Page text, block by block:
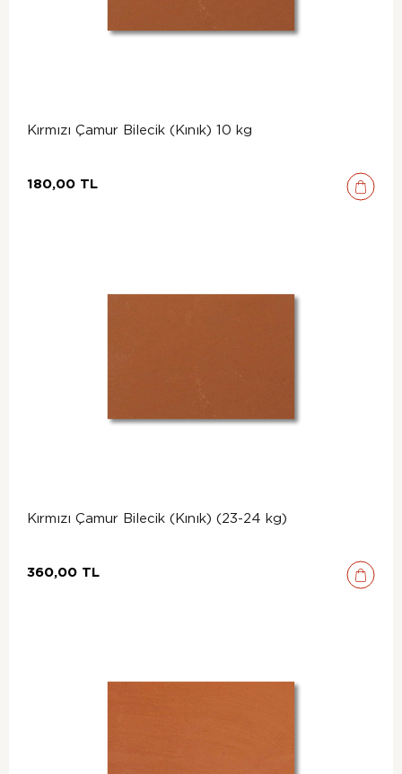
Kırmızı Çamur Bilecik (Kınık) 10 kg
180,00 TL
Kırmızı Çamur Bilecik (Kınık) (23-24 kg)
360,00 TL